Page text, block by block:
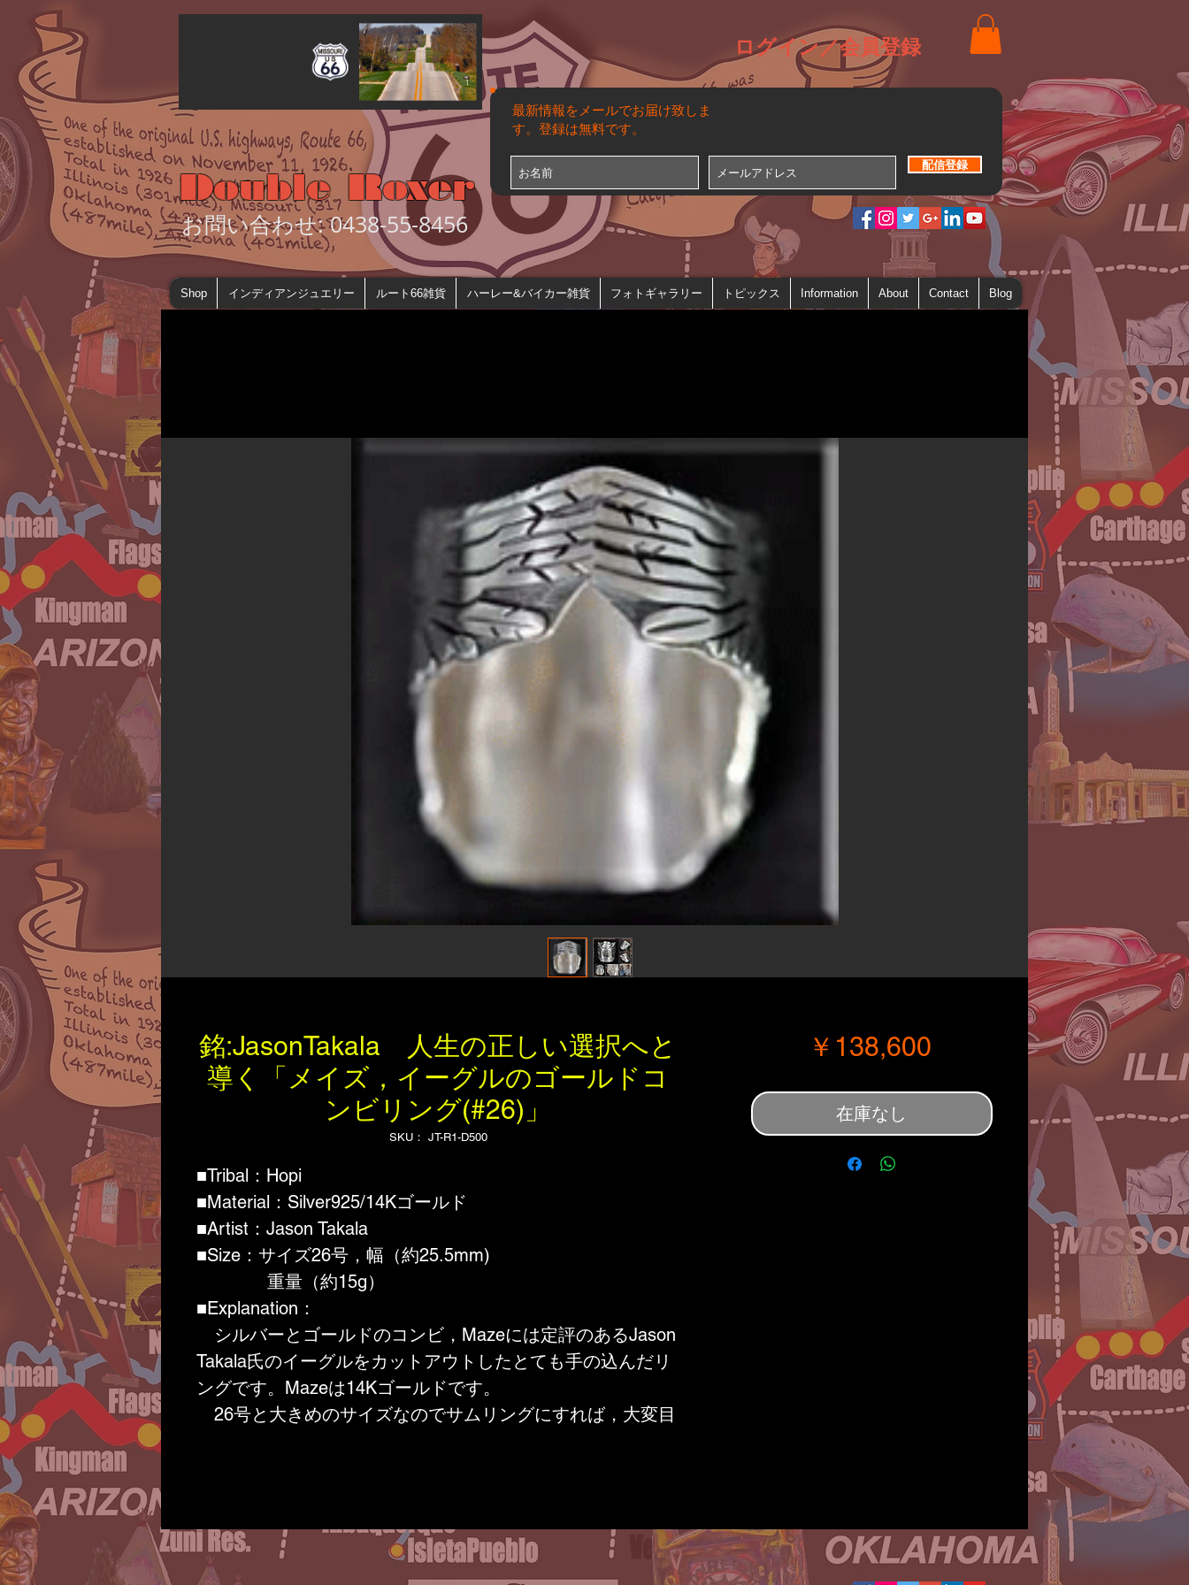
お問い合わせ: 0438-55-8456
Double Roxer
ログイン／会員登録
最新情報をメールでお届け致しま
す。登録は無料です。
配信登録
Shop インディアンジュエリー ルート66雑貨 ハーレー&バイカー雑貨 フォトギャラリー トピックス Information About Contact Blog
銘:JasonTakala 人生の正しい選択へと
導く「メイズ，イーグルのゴールドコ
ンビリング(#26)」
SKU： JT-R1-D500
■Tribal：Hopi
■Material：Silver925/14Kゴールド
■Artist：Jason Takala
■Size：サイズ26号，幅（約25.5mm)
重量（約15g）
■Explanation：
シルバーとゴールドのコンビ，Mazeには定評のあるJason
Takala氏のイーグルをカットアウトしたとても手の込んだリ
ングです。Mazeは14Kゴールドです。
26号と大きめのサイズなのでサムリングにすれば，大変目
とにもなります。
Mazeは世界観を表わします。マン・イン・メイズとも言
￥138,600価格
在庫なし